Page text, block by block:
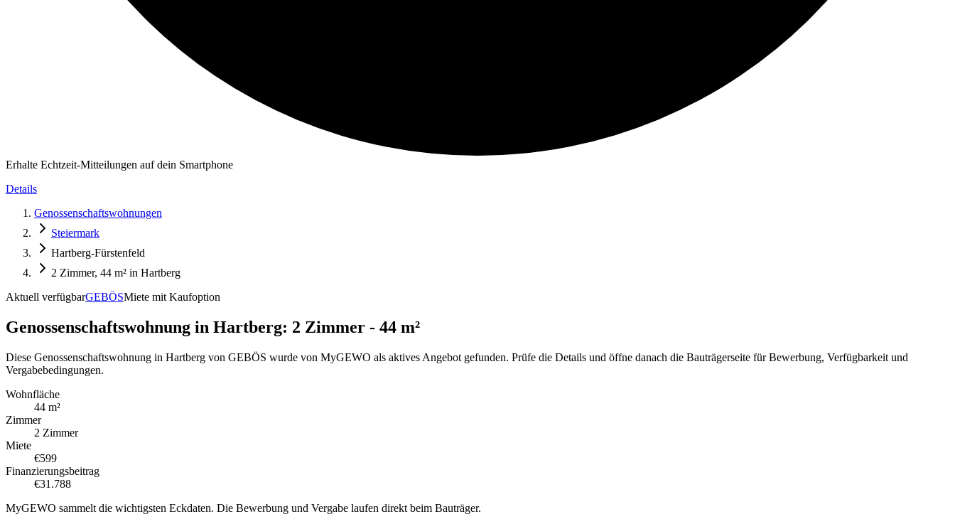
Erhalte Echtzeit-Mitteilungen auf dein Smartphone
Details
Genossenschaftswohnungen
Steiermark
Hartberg-Fürstenfeld
2 Zimmer, 44 m² in Hartberg
Aktuell verfügbarGEBÖSMiete mit Kaufoption
Genossenschaftswohnung in Hartberg: 2 Zimmer - 44 m²
Diese Genossenschaftswohnung in Hartberg von GEBÖS wurde von MyGEWO als aktives Angebot gefunden. Prüfe die Details und öffne danach die Bauträgerseite für Bewerbung, Verfügbarkeit und
Vergabebedingungen.
Wohnfläche
44 m²
Zimmer
2 Zimmer
Miete
€599
Finanzierungsbeitrag
€31.788
MyGEWO sammelt die wichtigsten Eckdaten. Die Bewerbung und Vergabe laufen direkt beim Bauträger.